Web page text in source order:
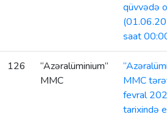
qüvvədə
saat
126
“Azəralüminium”
MMC
MMC
fevral
tarixində